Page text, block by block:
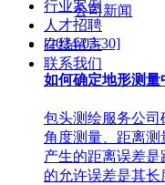
行业案例
人才招聘
在线留言
联系我们
公司新闻
[2024-03-30]
如何确定地形测量
包头测绘服务公
角度测量、距离
产生的距离误差是
的允许误差是其长